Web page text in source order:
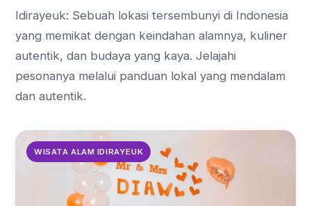
Idirayeuk: Sebuah lokasi tersembunyi di Indonesia
yang memikat dengan keindahan alamnya, kuliner
autentik, dan budaya yang kaya. Jelajahi
pesonanya melalui panduan lokal yang mendalam
dan autentik.
WISATA ALAM IDIRAYEUK